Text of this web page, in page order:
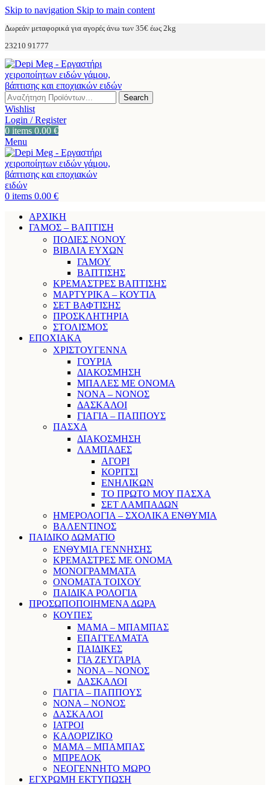
Skip to navigation Skip to main content
Δωρεάν μεταφορικά για αγορές άνω των 35€ έως 2kg
23210 91777
Search
Wishlist
Login / Register
0 items 0.00 €
Menu
0 items 0.00 €
ΑΡΧΙΚΗ
ΓΑΜΟΣ – ΒΑΠΤΙΣΗ
ΠΟΔΙΕΣ ΝΟΝΟΥ
ΒΙΒΛΙΑ ΕΥΧΩΝ
ΓΑΜΟΥ
ΒΑΠΤΙΣΗΣ
ΚΡΕΜΑΣΤΡΕΣ ΒΑΠΤΙΣΗΣ
ΜΑΡΤΥΡΙΚΑ – ΚΟΥΤΙΑ
ΣΕΤ ΒΑΦΤΙΣΗΣ
ΠΡΟΣΚΛΗΤΗΡΙΑ
ΣΤΟΛΙΣΜΟΣ
ΕΠΟΧΙΑΚΑ
ΧΡΙΣΤΟΥΓΕΝΝΑ
ΓΟΥΡΙΑ
ΔΙΑΚΟΣΜΗΣΗ
ΜΠΑΛΕΣ ΜΕ ΟΝΟΜΑ
ΝΟΝΑ – ΝΟΝΟΣ
ΔΑΣΚΑΛΟΙ
ΓΙΑΓΙΑ – ΠΑΠΠΟΥΣ
ΠΑΣΧΑ
ΔΙΑΚΟΣΜΗΣΗ
ΛΑΜΠΑΔΕΣ
ΑΓΟΡΙ
ΚΟΡΙΤΣΙ
ΕΝΗΛΙΚΩΝ
ΤΟ ΠΡΩΤΟ ΜΟΥ ΠΑΣΧΑ
ΣΕΤ ΛΑΜΠΑΔΩΝ
ΗΜΕΡΟΛΟΓΙΑ – ΣΧΟΛΙΚΑ ΕΝΘΥΜΙΑ
ΒΑΛΕΝΤΙΝΟΣ
ΠΑΙΔΙΚΟ ΔΩΜΑΤΙΟ
ΕΝΘΥΜΙΑ ΓΕΝΝΗΣΗΣ
ΚΡΕΜΑΣΤΡΕΣ ΜΕ ΟΝΟΜΑ
ΜΟΝΟΓΡΑΜΜΑΤΑ
ΟΝΟΜΑΤΑ ΤΟΙΧΟΥ
ΠΑΙΔΙΚΑ ΡΟΛΟΓΙΑ
ΠΡΟΣΩΠΟΠΟΙΗΜΕΝΑ ΔΩΡΑ
ΚΟΥΠΕΣ
ΜΑΜΑ – ΜΠΑΜΠΑΣ
ΕΠΑΓΓΕΛΜΑΤΑ
ΠΑΙΔΙΚΕΣ
ΓΙΑ ΖΕΥΓΑΡΙΑ
ΝΟΝΑ – ΝΟΝΟΣ
ΔΑΣΚΑΛΟΙ
ΓΙΑΓΙΑ – ΠΑΠΠΟΥΣ
ΝΟΝΑ – ΝΟΝΟΣ
ΔΑΣΚΑΛΟΙ
ΙΑΤΡΟΙ
ΚΑΛΟΡΙΖΙΚΟ
ΜΑΜΑ – ΜΠΑΜΠΑΣ
ΜΠΡΕΛΟΚ
ΝΕΟΓΕΝΝΗΤΟ ΜΩΡΟ
ΕΓΧΡΩΜΗ ΕΚΤΥΠΩΣΗ